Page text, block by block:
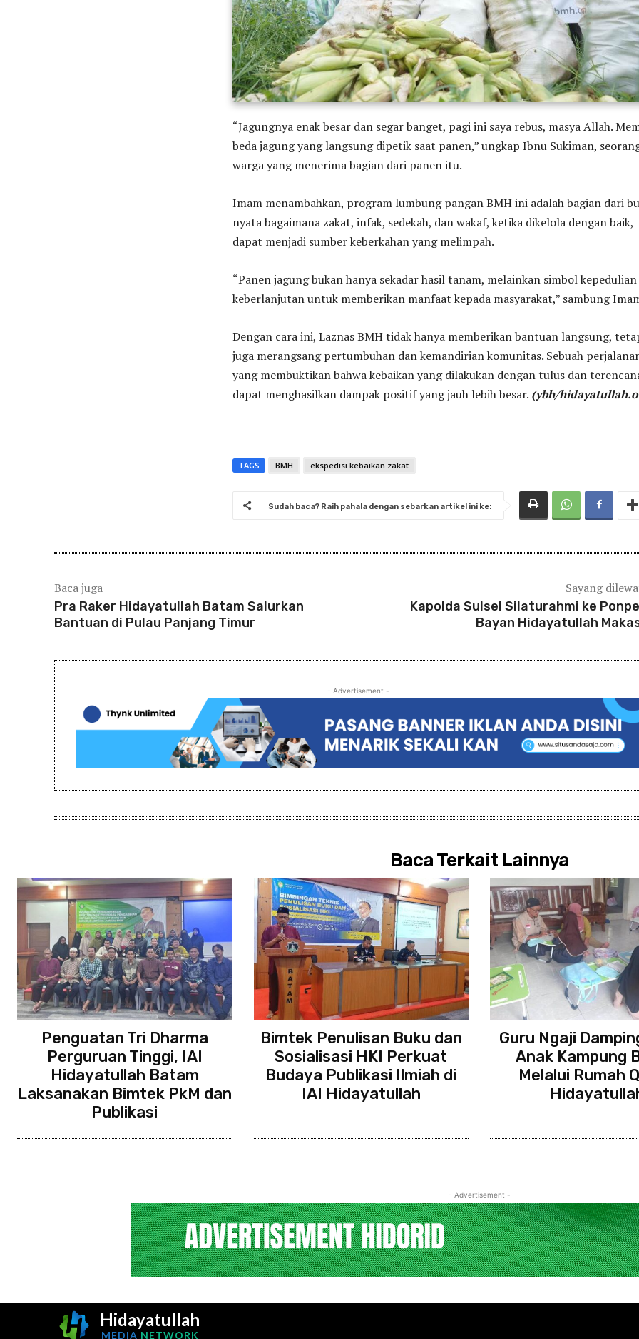
“Jagungnya enak besar dan segar banget, pagi ini saya rebus, masya Allah.
beda jagung yang langsung dipetik saat panen,” ungkap Ibnu Sukiman,
warga yang menerima bagian dari panen itu.
Imam menambahkan, program lumbung pangan BMH ini adalah bagian dari
nyata bagaimana zakat, infak, sedekah, dan wakaf, ketika dikelola dengan baik,
dapat menjadi sumber keberkahan yang melimpah.
“Panen jagung bukan hanya sekadar hasil tanam, melainkan simbol
keberlanjutan untuk memberikan manfaat kepada masyarakat,” sambung
Dengan cara ini, Laznas BMH tidak hanya memberikan bantuan langsung,
juga merangsang pertumbuhan dan kemandirian komunitas. Sebuah
yang membuktikan bahwa kebaikan yang dilakukan dengan tulus dan
dapat menghasilkan dampak positif yang jauh lebih besar. (ybh/
TAGS BMH ekspedisi kebaikan zakat
Sudah baca? Raih pahala dengan sebarkan artikel ini ke:
Baca juga
Pra Raker Hidayatullah Batam Salurkan
Bantuan di Pulau Panjang Timur
Sayang
Kapolda Sulsel Silaturahmi ke
Bayan Hidayatullah
- Advertisement -
Baca Terkait Lainnya
Penguatan Tri Dharma
Perguruan Tinggi, IAI
Hidayatullah Batam
Laksanakan Bimtek PkM dan
Publikasi
Bimtek Penulisan Buku dan
Sosialisasi HKI Perkuat
Budaya Publikasi Ilmiah di
IAI Hidayatullah
Guru Ngaji
Anak Kampung
Melalui Rumah
- Advertisement -
Hidayatullah
MEDIA NETWORK